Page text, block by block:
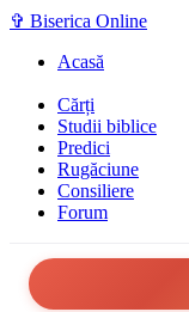
✞ Biserica Online
Acasă
Cărți
Studii biblice
Predici
Rugăciune
Consiliere
Forum